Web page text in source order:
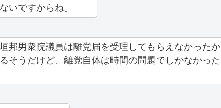
いですからね。
邦男衆院議員は離党届を受理してもらえなかったか
そうだけど、離党自体は時間の問題でしかなかった